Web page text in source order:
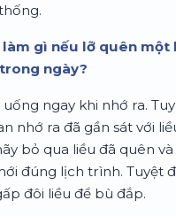
làm gì nếu lỡ quên một
ngày?
uống ngay khi nhớ ra.
nhớ ra đã gần sát với
bỏ qua liều đã quên
đúng lịch trình. Tuyệt
đôi liều để bù đắp.